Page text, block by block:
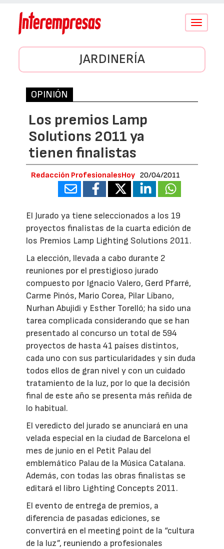
Conmutar
JARDINERÍA
OPINIÓN
Los premios Lamp
Solutions 2011 ya
tienen finalistas
Redacción ProfesionalesHoy 20/04/2011
El Jurado ya tiene seleccionados a los 19
proyectos finalistas de la cuarta edición de
los Premios Lamp Lighting Solutions 2011.
La elección, llevada a cabo durante 2
reuniones por el prestigioso jurado
compuesto por Ignacio Valero, Gerd Pfarré,
Carme Pinós, Mario Corea, Pilar Líbano,
Nurhan Abujidi y Esther Torelló; ha sido una
tarea complicada considerando que se han
presentado al concurso un total de 594
proyectos de hasta 41 países distintos,
cada uno con sus particularidades y sin duda
todos ellos de gran nivel y con un cuidado
tratamiento de la luz, por lo que la decisión
final de este año se presenta más reñida de
lo habitual.
El veredicto del jurado se anunciará en una
velada especial en la ciudad de Barcelona el
mes de junio en el Petit Palau del
emblemático Palau de la Música Catalana.
Además, con todas las obras finalistas se
editará el libro Lighting Concepts 2011.
El evento de entrega de premios, a
diferencia de pasadas ediciones, se
convertirá en el meeting point de la “cultura
de la luz”, reuniendo a profesionales